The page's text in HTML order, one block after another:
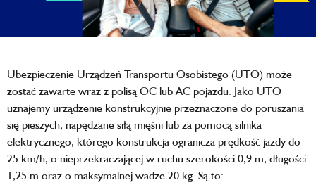
Ubezpieczenie Urządzeń Transportu Osobistego (UTO) może
zostać zawarte wraz z polisą OC lub AC pojazdu. Jako UTO
uznajemy urządzenie konstrukcyjnie przeznaczone do poruszania
się pieszych, napędzane siłą mięśni lub za pomocą silnika
elektrycznego, którego konstrukcja ogranicza prędkość jazdy do
25 km/h, o nieprzekraczającej w ruchu szerokości 0,9 m, długości
1,25 m oraz o maksymalnej wadze 20 kg. Są to: